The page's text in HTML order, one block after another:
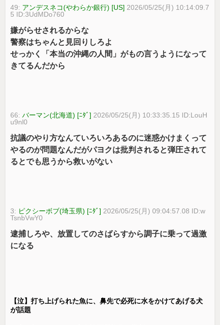
49: アンデスネコ(やわらか銀行) [US] 2026/05/25(月) 10:14:09.7
5 ID:3UdMDo760
嫌がらせされるからな
警察はちゃんと見回りしろよ
せっかく「本当の沖縄の人間」がもの言うようになって
きてるんだから
66:バーマン(北海道) [ﾆﾀﾞ] 2026/05/25(月) 10:33:35.15 ID:LouH
u9nl0
抗議のやり方なんていろいろあるのに迷惑かけまくって
やるのが問題なんだがパヨクは批判されると弾圧されて
るとでも思うから救いがない
3: ピクシーボブ(埼玉県) [ﾆﾀﾞ] 2026/05/25(月) 09:04:57.08 ID:w
TsnbVwY0
逮捕しろや、放置してのさばらすから調子に乗って過激
になる
【泣】打ち上げられた魚に、鼻先で必死に水をかけてあげる犬
が話題